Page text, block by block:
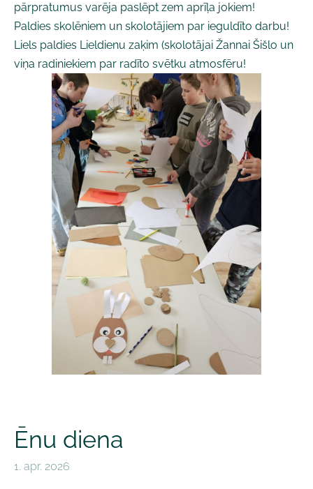
pārpratumus varēja paslēpt zem aprīļa jokiem!
Paldies skolēniem un skolotājiem par ieguldīto darbu!
Liels paldies Lieldienu zaķim (skolotājai Žannai Šišlo un
viņa radiniekiem par radīto svētku atmosfēru!
Ēnu diena
1. apr. 2026